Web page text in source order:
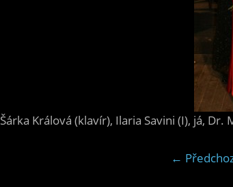
Šárka Králová (klavír), Ilaria Savini (I), já,
←